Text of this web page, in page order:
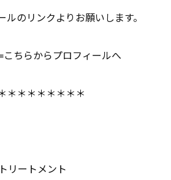
のリンクよりお願いします。
ちらからプロフィールへ
＊＊＊＊＊＊＊＊
リートメント